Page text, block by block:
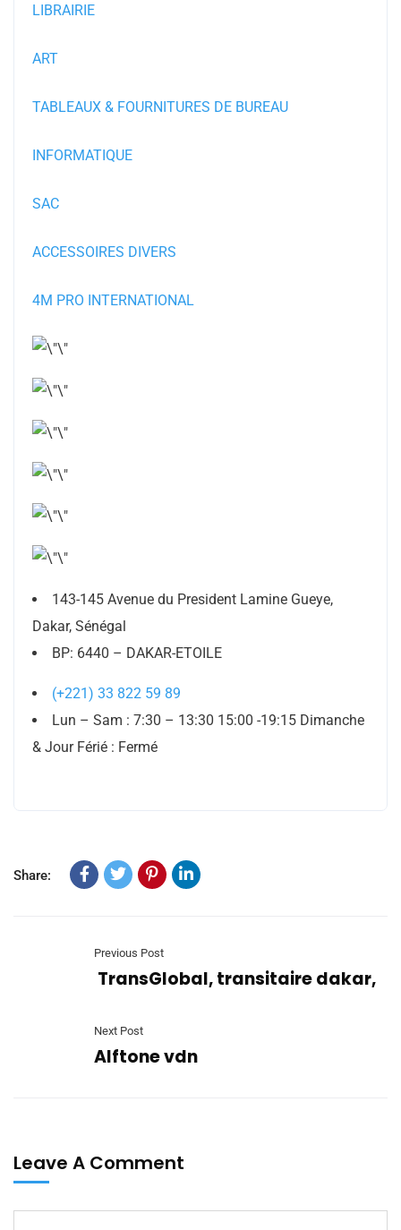
LIBRAIRIE
ART
TABLEAUX & FOURNITURES DE BUREAU
INFORMATIQUE
SAC
ACCESSOIRES DIVERS
4M PRO INTERNATIONAL
143-145 Avenue du President Lamine Gueye,
Dakar, Sénégal
BP: 6440 – DAKAR-ETOILE
(+221) 33 822 59 89
Lun – Sam : 7:30 – 13:30 15:00 -19:15 Dimanche
& Jour Férié : Fermé
Share:
Previous Post
TransGlobal, transitaire dakar,
Next Post
Alftone vdn
Leave A Comment